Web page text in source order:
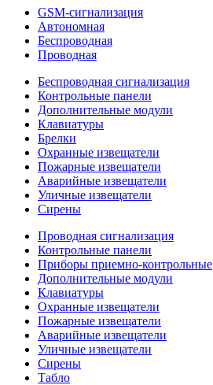
GSM-сигнализация
Автономная
Беспроводная
Проводная
Беспроводная сигнализация
Контрольные панели
Дополнительные модули
Клавиатуры
Брелки
Охранные извещатели
Пожарные извещатели
Аварийные извещатели
Уличные извещатели
Сирены
Проводная сигнализация
Контрольные панели
Приборы приемно-контрольные
Дополнительные модули
Клавиатуры
Охранные извещатели
Пожарные извещатели
Аварийные извещатели
Уличные извещатели
Сирены
Табло